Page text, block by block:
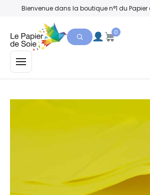
Bienvenue dans la boutique n°1 du Papier
MENU
0